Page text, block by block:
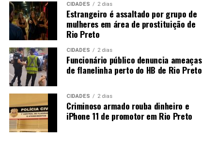
CIDADES 2 dias
Estrangeiro é assaltado por grupo de
mulheres em área de prostituição de
Rio Preto
CIDADES 2 dias
Funcionário público denuncia ameaças
de flanelinha perto do HB de Rio Preto
CIDADES 2 dias
Criminoso armado rouba dinheiro e
iPhone 11 de promotor em Rio Preto